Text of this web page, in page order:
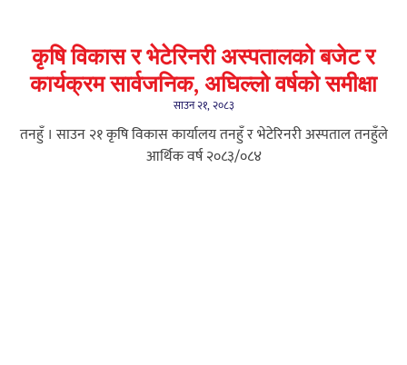
कृषि विकास र भेटेरिनरी अस्पतालको बजेट र
कार्यक्रम सार्वजनिक, अघिल्लो वर्षको समीक्षा
साउन २१, २०८३
तनहुँ । साउन २१ कृषि विकास कार्यालय तनहुँ र भेटेरिनरी अस्पताल तनहुँले
आर्थिक वर्ष २०८३/०८४